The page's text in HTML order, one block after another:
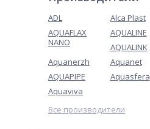
ADL
Alca Plast
AQUAFLAX
NANO
AQUALINE
AQUALINK
Aquanerzh
Aquanet
AQUAPIPE
Aquasfera
Aquaviva
Все производители